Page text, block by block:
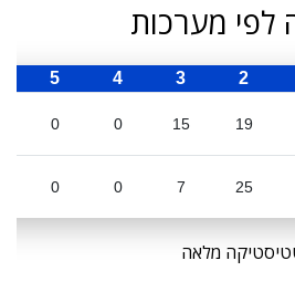
לפי מערכות
2
3
4
5
19
15
0
0
25
7
0
0
מלאה